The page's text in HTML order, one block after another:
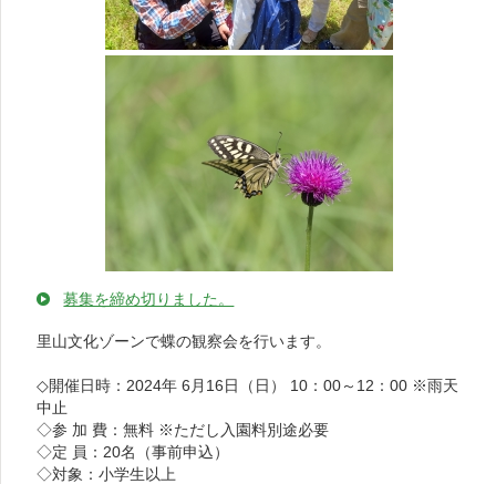
募集を締め切りました。
里山文化ゾーンで蝶の観察会を行います。
◇開催日時：2024年 6月16日（日） 10：00～12：00 ※雨天
中止
◇参 加 費：無料 ※ただし入園料別途必要
◇定 員：20名（事前申込）
◇対象：小学生以上